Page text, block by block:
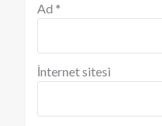
Ad *
İnternet sitesi